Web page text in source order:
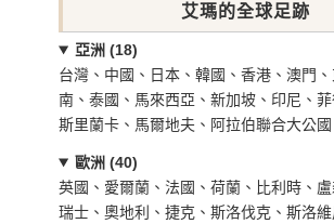
艾瑪的全球足跡
亞洲 (18)
台灣、中國、日本、韓國、香港、澳門
南、泰國、馬來西亞、新加坡、印尼、菲
斯里蘭卡、馬爾地夫、阿拉伯聯合大公
歐洲 (40)
英國、愛爾蘭、法國、荷蘭、比利時、盧
瑞士、奧地利、捷克、斯洛伐克、斯洛